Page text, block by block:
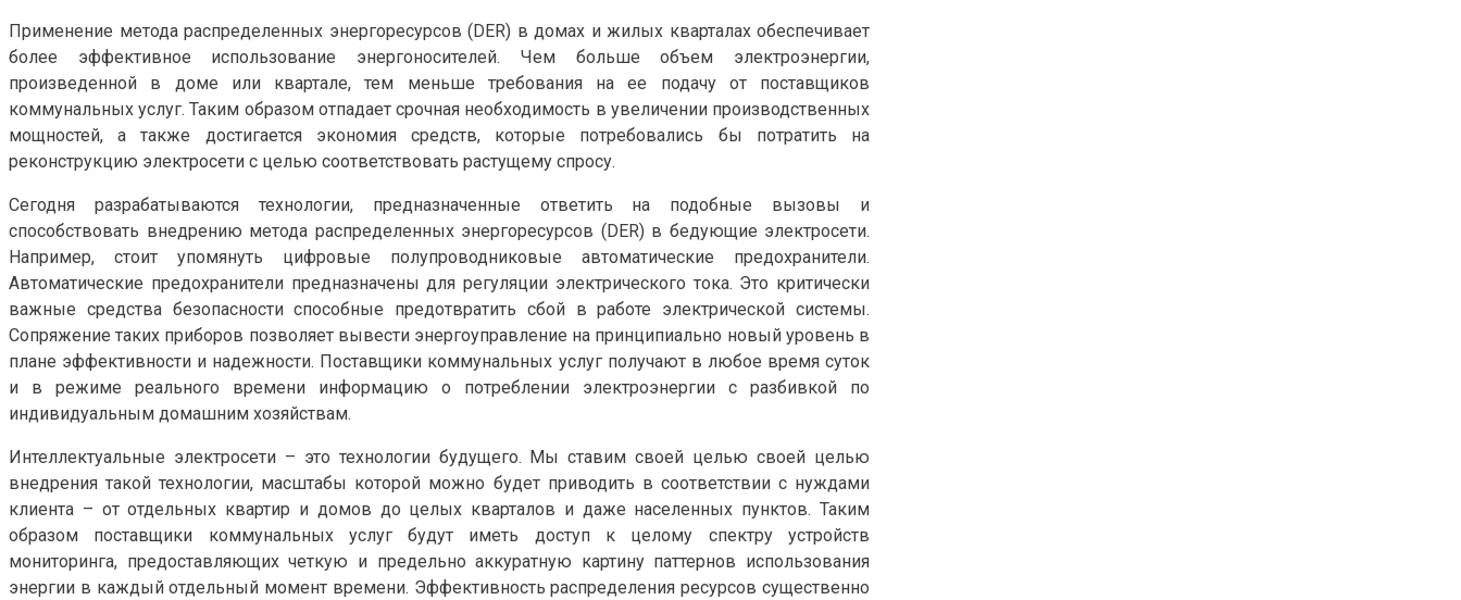
Применение метода распределенных энергоресурсов (DER) в домах и жилых кварталах обеспечивает
более эффективное использование энергоносителей. Чем больше объем электроэнергии,
произведенной в доме или квартале, тем меньше требования на ее подачу от поставщиков
коммунальных услуг. Таким образом отпадает срочная необходимость в увеличении производственных
мощностей, а также достигается экономия средств, которые потребовались бы потратить на
реконструкцию электросети с целью соответствовать растущему спросу.
Сегодня разрабатываются технологии, предназначенные ответить на подобные вызовы и
способствовать внедрению метода распределенных энергоресурсов (DER) в бедующие электросети.
Например, стоит упомянуть цифровые полупроводниковые автоматические предохранители.
Автоматические предохранители предназначены для регуляции электрического тока. Это критически
важные средства безопасности способные предотвратить сбой в работе электрической системы.
Сопряжение таких приборов позволяет вывести энергоуправление на принципиально новый уровень в
плане эффективности и надежности. Поставщики коммунальных услуг получают в любое время суток
и в режиме реального времени информацию о потреблении электроэнергии с разбивкой по
индивидуальным домашним хозяйствам.
Интеллектуальные электросети – это технологии будущего. Мы ставим своей целью своей целью
внедрения такой технологии, масштабы которой можно будет приводить в соответствии с нуждами
клиента – от отдельных квартир и домов до целых кварталов и даже населенных пунктов. Таким
образом поставщики коммунальных услуг будут иметь доступ к целому спектру устройств
мониторинга, предоставляющих четкую и предельно аккуратную картину паттернов использования
энергии в каждый отдельный момент времени. Эффективность распределения ресурсов существенно